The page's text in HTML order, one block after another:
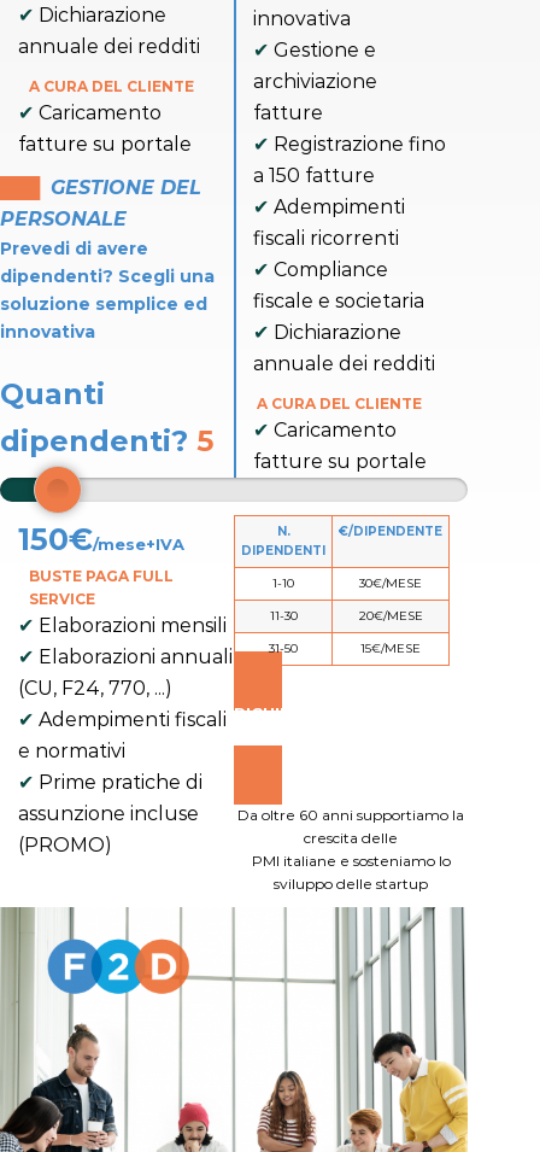
Dichiarazione
annuale dei redditi
A CURA DEL CLIENTE
Caricamento
fatture su portale
innovativa
Gestione e
archiviazione
fatture
Registrazione fino
a 150 fatture
Adempimenti
fiscali ricorrenti
Compliance
fiscale e societaria
Dichiarazione
annuale dei redditi
A CURA DEL CLIENTE
Caricamento
fatture su portale
GESTIONE DEL
PERSONALE
Prevedi di avere
dipendenti? Scegli una
soluzione semplice ed
innovativa
Quanti
dipendenti? 5
150€/mese+IVA
BUSTE PAGA FULL
SERVICE
Elaborazioni mensili
Elaborazioni annuali
(CU, F24, 770, ...)
Adempimenti fiscali
e normativi
Prime pratiche di
assunzione incluse
(PROMO)
N.
DIPENDENTI
€/DIPENDENTE
1-10 30€/MESE
11-30 20€/MESE
31-50 15€/MESE
RICHIEDI APPUNTAMENTO
ONLINE
Da oltre 60 anni supportiamo la
crescita delle
PMI italiane e sosteniamo lo
sviluppo delle startup